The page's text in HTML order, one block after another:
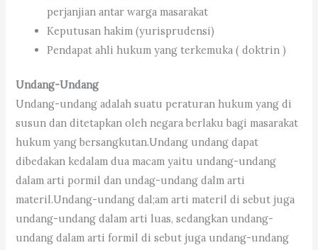
perjanjian antar warga masarakat
Keputusan hakim (yurisprudensi)
Pendapat ahli hukum yang terkemuka ( doktrin )
Undang-Undang
Undang-undang adalah suatu peraturan hukum yang di
susun dan ditetapkan oleh negara berlaku bagi masarakat
hukum yang bersangkutan.Undang undang dapat
dibedakan kedalam dua macam yaitu undang-undang
dalam arti pormil dan undag-undang dalm arti
materil.Undang-undang dal;am arti materil di sebut juga
undang-undang dalam arti luas, sedangkan undang-
undang dalam arti formil di sebut juga undang-undang